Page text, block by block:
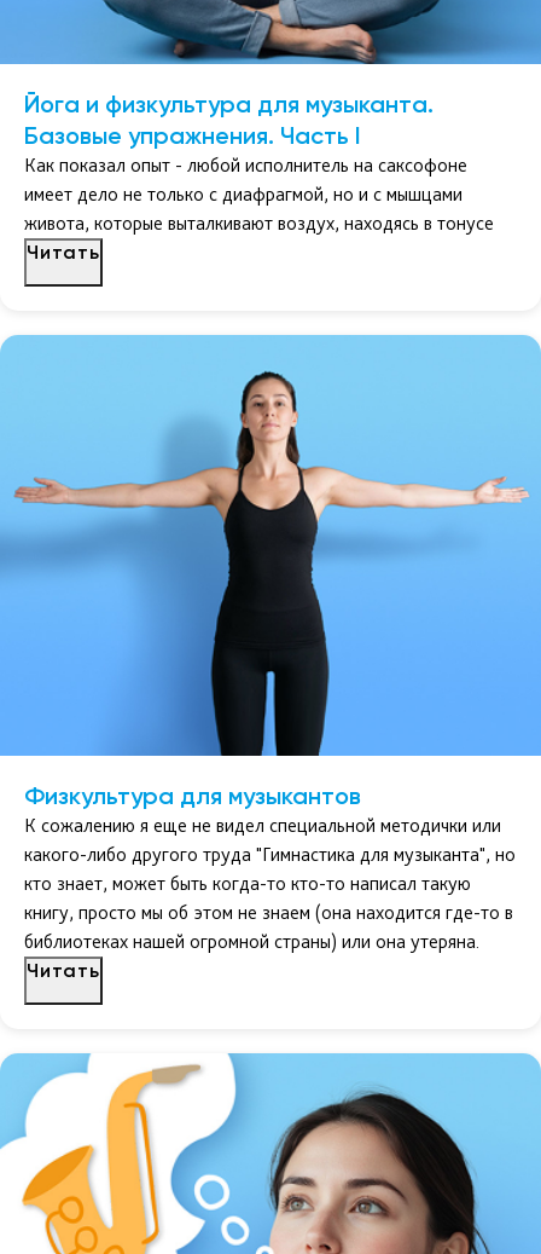
Йога и физкультура для музыканта.
Базовые упражнения. Часть I
Как показал опыт - любой исполнитель на саксофоне
имеет дело не только с диафрагмой, но и с мышцами
живота, которые выталкивают воздух, находясь в тонусе
Читать
Физкультура для музыкантов
К сожалению я еще не видел специальной методички или
какого-либо другого труда "Гимнастика для музыканта", но
кто знает, может быть когда-то кто-то написал такую
книгу, просто мы об этом не знаем (она находится где-то в
библиотеках нашей огромной страны) или она утеряна.
Читать